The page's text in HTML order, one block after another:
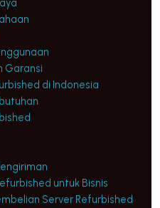
Garansi
di Indonesia
untuk Bisnis
Server Refurbished